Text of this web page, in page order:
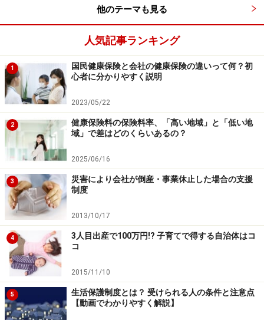
3.保険者または事業者または市区町村名または医療機関
名または医師名の3つが必要です。
・結果通知表に定期健診の勤務先名、特定健診や健康診
査の保険者名の記載がないと事業者または保険者の別途
証明書が必要になることがあります。
従来の医療費控除とセルフメディケーショ
ン税制はどちらかを選択！
・医療費がかかったけど自己負担は10万円（所得200万
円未満の人は所得 ×5％）未満の場合、従来の医療費控除
は受けられないのですが、セルフデュケーション税制な
ら1万2000円以上のスイッチOTC薬品の購入で所得税や
住民税の還付を受けられる可能性があります。
・同じ世帯で、夫が従来の医療費控除と妻がセルフメデ
ィケーション税制とそれぞれ別に所得控除を受けること
もできます。
他のテーマも見る
人気記事ランキング
1
国民健康保険と会社の健康保険の違いって何？初
心者に分かりやすく説明
2023/05/22
2
健康保険料の保険料率、「高い地域」と「低い地
域」で差はどのくらいあるの？
2025/06/16
3
災害により会社が倒産・事業休止した場合の支援
制度
2013/10/17
4
3人目出産で100万円!? 子育てで得する自治体はコ
コ
2015/11/10
5
生活保護制度とは？ 受けられる人の条件と注意点
【動画でわかりやすく解説】